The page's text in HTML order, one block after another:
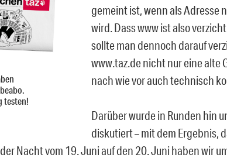
testen!
gemeint ist, wenn als Adresse
wird. Dass www ist also
sollte man dennoch darauf
www.taz.de nicht nur eine alte
nach wie vor auch technisch
Darüber wurde in Runden hin
diskutiert – mit dem Ergebnis,
Nacht vom 19. Juni auf den 20. Juni haben wir